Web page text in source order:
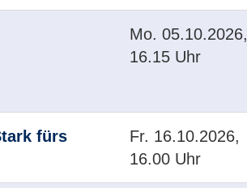
Mo. 05.10.2026,
16.15 Uhr
fürs
Fr. 16.10.2026,
16.00 Uhr